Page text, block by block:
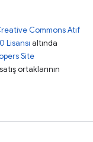
Commons Atıf
Lisansı altında
Site
ortaklarının